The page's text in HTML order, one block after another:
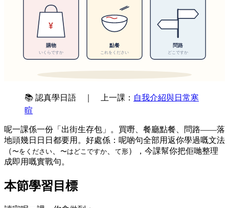
📚 認真學日語 ｜ 上一課： 自我介紹與日常寒
暄
呢一課係一份「出街生存包」。買嘢、餐廳點餐、問路——落
地頭幾日日日都要用。好處係：呢啲句全部用返你學過嘅文法
（〜をください、 〜はどこですか、 て形），今課幫你把佢哋整理
成即用嘅實戰句。
本節學習目標